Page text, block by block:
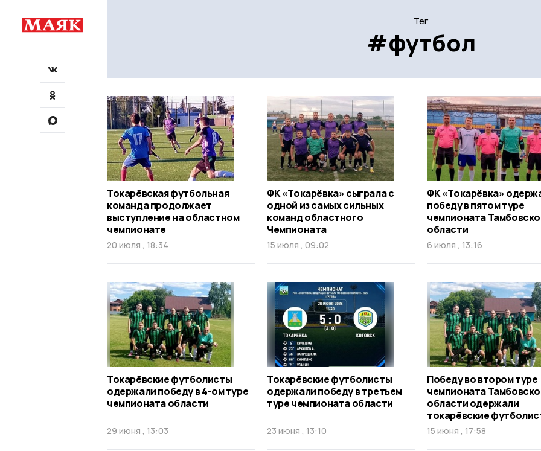
Тег
#футбол
Токарёвская футбольная
команда продолжает
выступление на областном
чемпионате
20 июля , 18:34
ФК «Токарёвка» сыграла с
одной из самых сильных
команд областного
Чемпионата
15 июля , 09:02
ФК «Токарёвка»
победу в пятом туре
чемпионата
области
6 июля , 13:16
Токарёвские футболисты
одержали победу в 4-ом туре
чемпионата области
29 июня , 13:03
Токарёвские футболисты
одержали победу в третьем
туре чемпионата области
23 июня , 13:10
Победу во втором туре
чемпионата
области одержали
токарёвские
15 июня , 17:58